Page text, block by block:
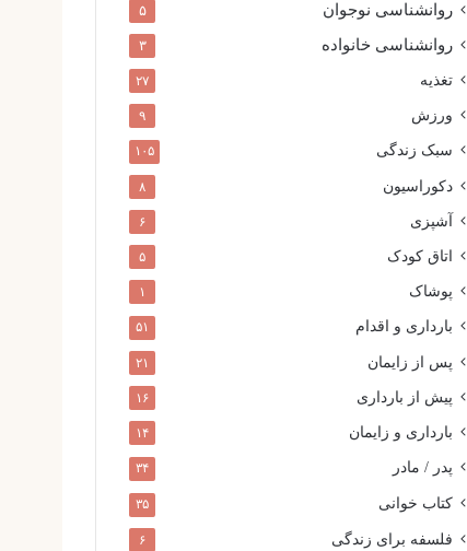
روانشناسی نوجوان ۵
روانشناسی خانواده ۳
تغذیه ۲۷
ورزش ۹
سبک زندگی ۱۰۵
دکوراسیون ۸
آشپزی ۶
اتاق کودک ۵
پوشاک ۱
بارداری و اقدام ۵۱
پس از زایمان ۲۱
پیش از بارداری ۱۶
بارداری و زایمان ۱۴
پدر / مادر ۳۴
کتاب خوانی ۳۵
فلسفه برای زندگی ۶